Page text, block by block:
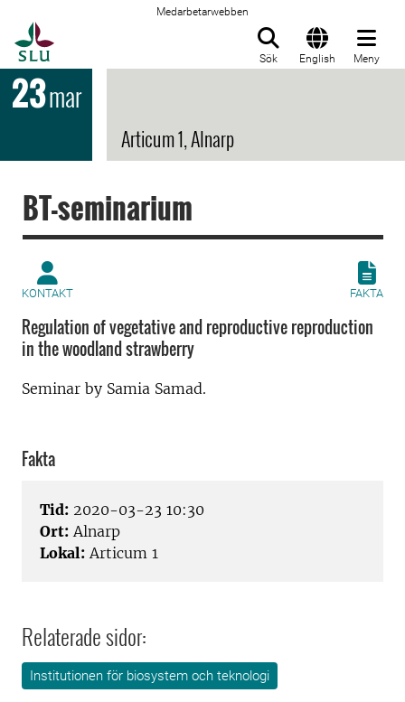
Medarbetarwebben
Sök English Meny
23mar
Articum 1, Alnarp
BT-seminarium
KONTAKT FAKTA
Regulation of vegetative and reproductive reproduction
in the woodland strawberry
Seminar by Samia Samad.
Fakta
Tid: 2020-03-23 10:30
Ort: Alnarp
Lokal: Articum 1
Relaterade sidor:
Institutionen för biosystem och teknologi